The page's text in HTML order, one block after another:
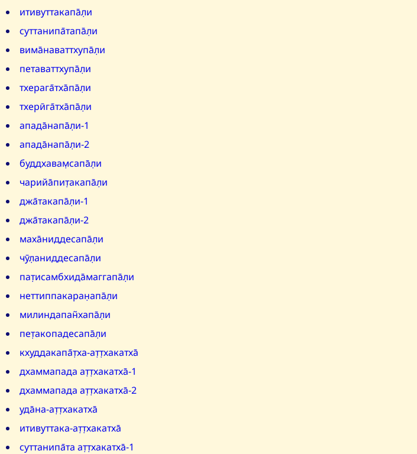
итивуттакапа̄л̣и
суттанипа̄тапа̄л̣и
вима̄наваттхупа̄л̣и
петаваттхупа̄л̣и
тхерага̄тха̄па̄л̣и
тхерӣга̄тха̄па̄л̣и
апада̄напа̄л̣и-1
апада̄напа̄л̣и-2
буддхавам̣сапа̄л̣и
чарийа̄пит̣акапа̄л̣и
джа̄такапа̄л̣и-1
джа̄такапа̄л̣и-2
маха̄ниддесапа̄л̣и
чӯл̣аниддесапа̄л̣и
пат̣исамбхида̄маггапа̄л̣и
неттиппакаран̣апа̄л̣и
милиндапан̃хапа̄л̣и
пет̣акопадесапа̄л̣и
кхуддакапа̄т̣ха-ат̣т̣хакатха̄
дхаммапада ат̣т̣хакатха̄-1
дхаммапада ат̣т̣хакатха̄-2
уда̄на-ат̣т̣хакатха̄
итивуттака-ат̣т̣хакатха̄
суттанипа̄та ат̣т̣хакатха̄-1